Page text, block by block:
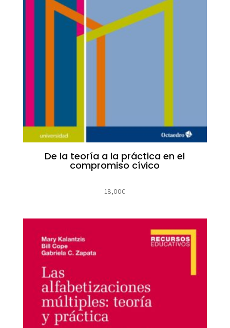
De la teoría a la práctica en el
compromiso cívico
18,00€